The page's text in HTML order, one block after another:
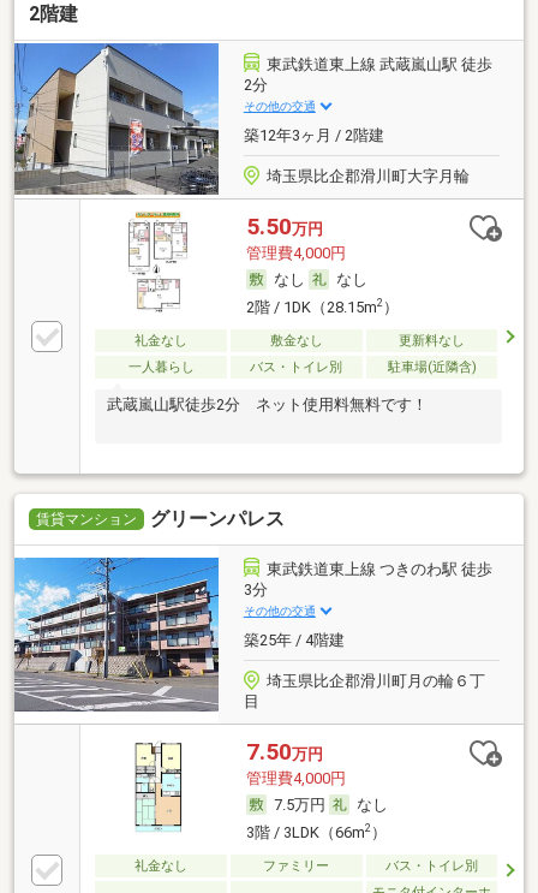
2階建
東武鉄道東上線 武蔵嵐山駅 徒歩
2分
その他の交通
築12年3ヶ月 / 2階建
埼玉県比企郡滑川町大字月輪
5.50万円
管理費4,000円
なし
なし
2階 / 1DK（28.15m2）
礼金なし 敷金なし
更新料なし
一人暮らし
バス・トイレ別 駐車場(近隣含)
武蔵嵐山駅徒歩2分 ネット使用料無料です！
賃貸マンション グリーンパレス
東武鉄道東上線 つきのわ駅 徒歩
3分
その他の交通
築25年 / 4階建
埼玉県比企郡滑川町月の輪６丁
目
7.50万円
管理費4,000円
7.5万円
なし
3階 / 3LDK（66m2）
礼金なし ファミリー バス・トイレ別